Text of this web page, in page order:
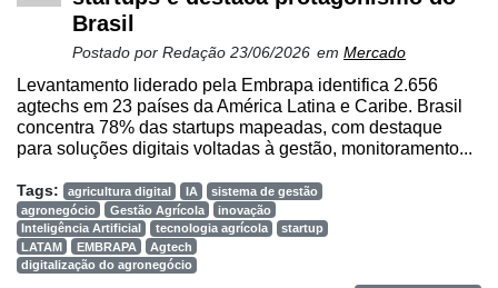
Brasil
Postado por Redação 23/06/2026 em Mercado
Levantamento liderado pela Embrapa identifica 2.656
agtechs em 23 países da América Latina e Caribe. Brasil
concentra 78% das startups mapeadas, com destaque
para soluções digitais voltadas à gestão, monitoramento...
Tags: agricultura digital IA
sistema de gestão
agronegócio
Gestão Agrícola
inovação
Inteligência Artificial
tecnologia agrícola
startup
LATAM
EMBRAPA
Agtech
digitalização do agronegócio